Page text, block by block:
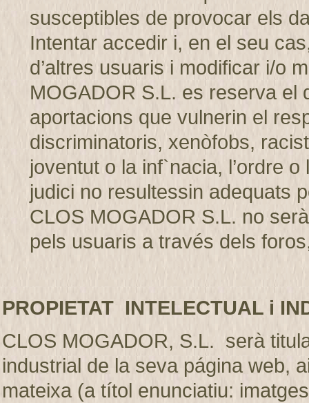
susceptibles de provocar els
Intentar accedir i, en el seu
d’altres usuaris i modificar i/o
MOGADOR S.L. es reserva el
aportacions que vulnerin el
discriminatoris, xenòfobs,
joventut o la inf`nacia, l’ordre
judici no resultessin adequats
CLOS MOGADOR S.L. no
pels usuaris a través dels
PROPIETAT INTELECTUAL i
CLOS MOGADOR, S.L. serà
industrial de la seva página web,
mateixa (a títol enunciatiu: